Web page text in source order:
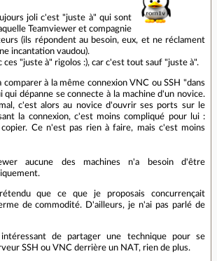
joli c'est "juste à" qui sont
Teamviewer et compagnie
(ils répondent au besoin, eux, et ne réclament
incantation vaudou).
ces "juste à" rigolos :), car c'est tout sauf "juste à".
comparer à la même connexion VNC ou SSH "dans
qui dépanne se connecte à la machine d'un novice.
c'est alors au novice d'ouvrir ses ports sur le
la connexion, c'est moins compliqué pour lui :
copier. Ce n'est pas rien à faire, mais c'est moins
aucune des machines n'a besoin d'être
que ce que je proposais concurrençait
de commodité. D'ailleurs, je n'ai pas parlé de
de partager une technique pour se
SSH ou VNC derrière un NAT, rien de plus.